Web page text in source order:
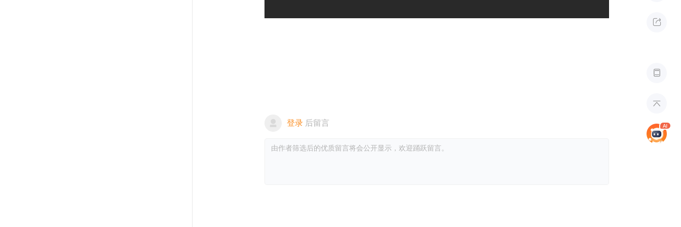



登录 后留言